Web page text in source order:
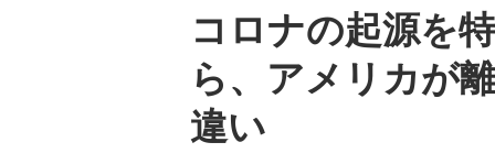
コロナの起源を
ら、アメリカが
違い